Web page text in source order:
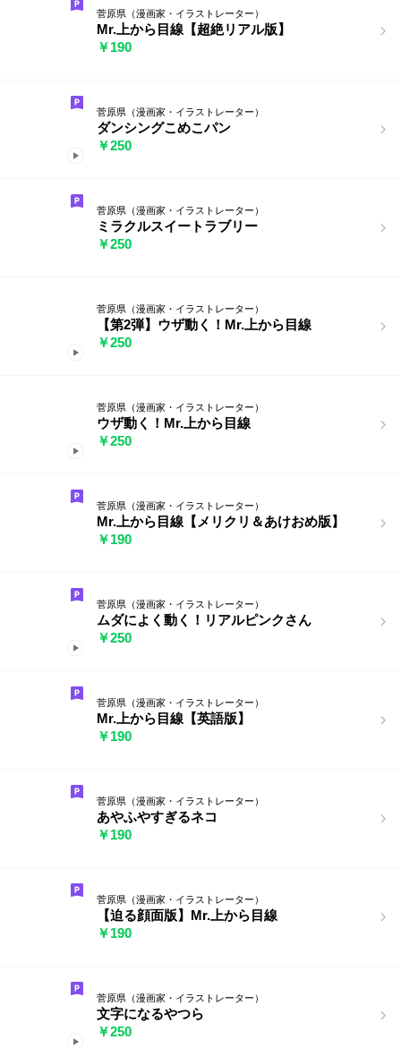
菅原県（漫画家・イラストレーター）
Mr.上から目線【超絶リアル版】
￥190
菅原県（漫画家・イラストレーター）
ダンシングこめこパン
￥250
菅原県（漫画家・イラストレーター）
ミラクルスイートラブリー
￥250
菅原県（漫画家・イラストレーター）
【第2弾】ウザ動く！Mr.上から目線
￥250
菅原県（漫画家・イラストレーター）
ウザ動く！Mr.上から目線
￥250
菅原県（漫画家・イラストレーター）
Mr.上から目線【メリクリ＆あけおめ版】
￥190
菅原県（漫画家・イラストレーター）
ムダによく動く！リアルピンクさん
￥250
菅原県（漫画家・イラストレーター）
Mr.上から目線【英語版】
￥190
菅原県（漫画家・イラストレーター）
あやふやすぎるネコ
￥190
菅原県（漫画家・イラストレーター）
【迫る顔面版】Mr.上から目線
￥190
菅原県（漫画家・イラストレーター）
文字になるやつら
￥250